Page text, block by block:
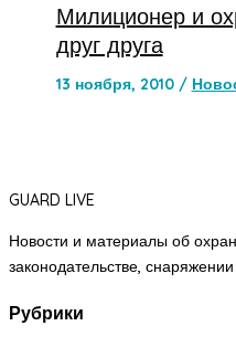
Милиционер и
друг друга
13 ноября, 2010 /
GUARD LIVE
Новости и материалы об
законодательстве,
Рубрики